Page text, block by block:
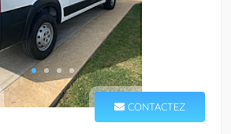
CONTACTEZ